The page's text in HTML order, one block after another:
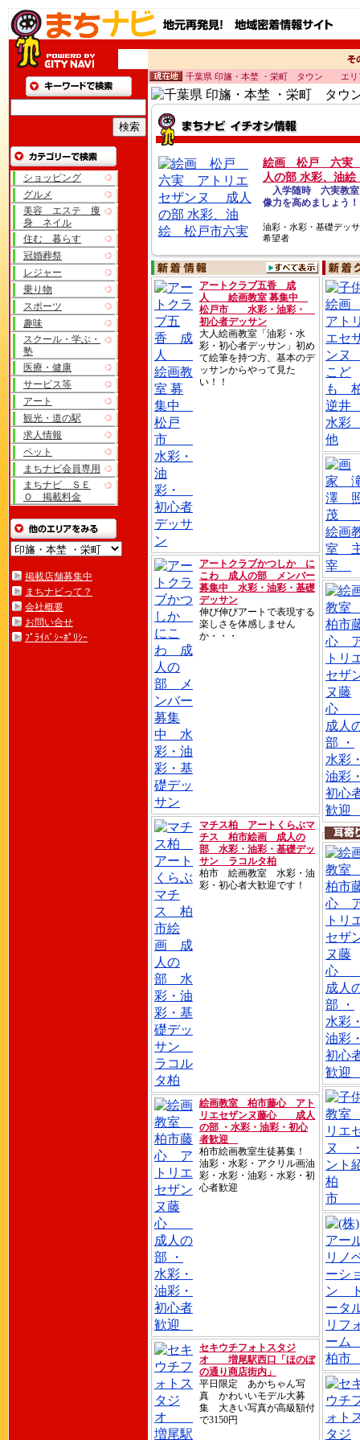
ショッピング
グルメ
美容 エステ 痩
身 ネイル
住む 暮らす
冠婚葬祭
レジャー
乗り物
スポーツ
趣味
スクール・学ぶ・
塾
医療・健康
サービス等
アート
観光・道の駅
求人情報
ペット
まちナビ会員専用
まちナビ ＳＥ
Ｏ 掲載料金
掲載店舗募集中
まちナビって？
会社概要
お問い合せ
ﾌﾟﾗｲﾊﾞｼｰﾎﾟﾘｼｰ
千葉県 印旛・本埜 ・栄町 タウン エリ
絵画 松戸 六実
人の部 水彩、油
入学随時 六実教室
像力を高めましょう
油彩・水彩・基礎デッ
希望者
アートクラブ五香 成
人 絵画教室 募集中
松戸市 水彩・油彩・
初心者デッサン
大人絵画教室「油彩・水
彩・初心者デッサン」初め
て絵筆を持つ方、基本のデ
ッサンからやって見た
い！！
アートクラブかつしか に
こわ 成人の部 メンバー
募集中 水彩・油彩・基礎
デッサン
伸び伸びアートで表現する
楽しさを体感しません
か・・・
マチス柏 アートくらぶマ
チス 柏市絵画 成人の
部 水彩・油彩・基礎デッ
サン ラコルタ柏
柏市 絵画教室 水彩・油
彩・初心者大歓迎です！
絵画教室 柏市藤心 アト
リエセザンヌ藤心 成人
の部 ・水彩・油彩・初心
者歓迎
柏市絵画教室生徒募集！
油彩・水彩・アクリル画油
彩・水彩・油彩・水彩・初
心者歓迎
セキウチフォトスタジ
オ 増尾駅西口「ほのぼ
の通り商店街内」
平日限定 あかちゃん写
真 かわいいモデル大募
集 大きい写真が高級額付
で3150円